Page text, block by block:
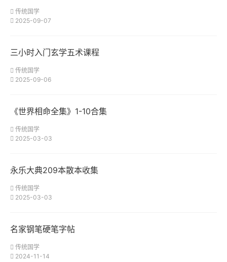
传统国学
2025-09-07
三小时入门玄学五术课程
传统国学
2025-09-06
《世界相命全集》1-10合集
传统国学
2025-03-03
永乐大典209本散本收集
传统国学
2025-03-03
名家钢笔硬笔字帖
传统国学
2024-11-14